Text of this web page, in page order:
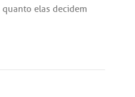
quanto elas decidem